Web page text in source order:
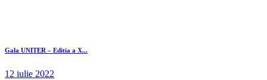
Gala UNITER – Editia a X...
12 iulie 2022